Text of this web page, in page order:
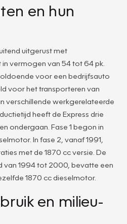
en hun
uitgerust met
vermogen van 54 tot 64 pk.
voor een bedrijfsauto
voor het transporteren van
verschillende werkgerelateerde
heeft de Express drie
ondergaan. Fase 1 begon in
In fase 2, vanaf 1991,
met de 1870 cc versie. De
van 1994 tot 2000, bevatte een
1870 cc dieselmotor.
en milieu-